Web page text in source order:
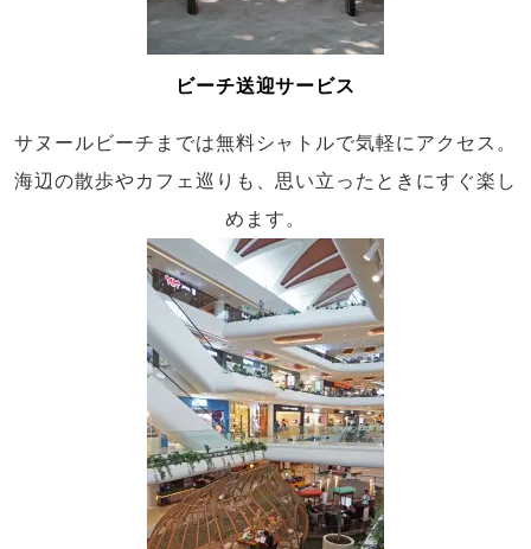
ビーチ送迎サービス
サヌールビーチまでは無料シャトルで気軽にアクセス。
海辺の散歩やカフェ巡りも、思い立ったときにすぐ楽し
めます。